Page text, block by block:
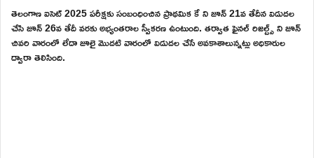
తెలంగాణ ఐసెట్ 2025 పరీక్షకు సంబంధించిన ప్రాథమిక కే ని జూన్ 21వ తేదీన విడుదల
చేసి జూన్ 26వ తేదీ వరకు అభ్యంతరాల స్వీకరణ ఉంటుంది. తర్వాత ఫైనల్ రిజల్ట్స్ ని జూన్
చివరి వారంలో లేదా జూలై మొదటి వారంలో విడుదల చేసే అవకాశాలున్నట్లు అధికారుల
ద్వారా తెలిసింది.